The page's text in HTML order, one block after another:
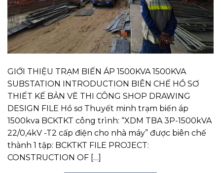
GIỚI THIỆU TRẠM BIẾN ÁP 1500KVA 1500KVA
SUBSTATION INTRODUCTION BIÊN CHẾ HỒ SƠ
THIẾT KẾ BẢN VẼ THI CÔNG SHOP DRAWING
DESIGN FILE Hồ sơ Thuyết minh trạm biến áp
1500kva BCKTKT công trình: “XDM TBA 3P-1500kVA
22/0,4kV -T2 cấp điện cho nhà máy” được biên chế
thành 1 tập: BCKTKT FILE PROJECT:
CONSTRUCTION OF […]